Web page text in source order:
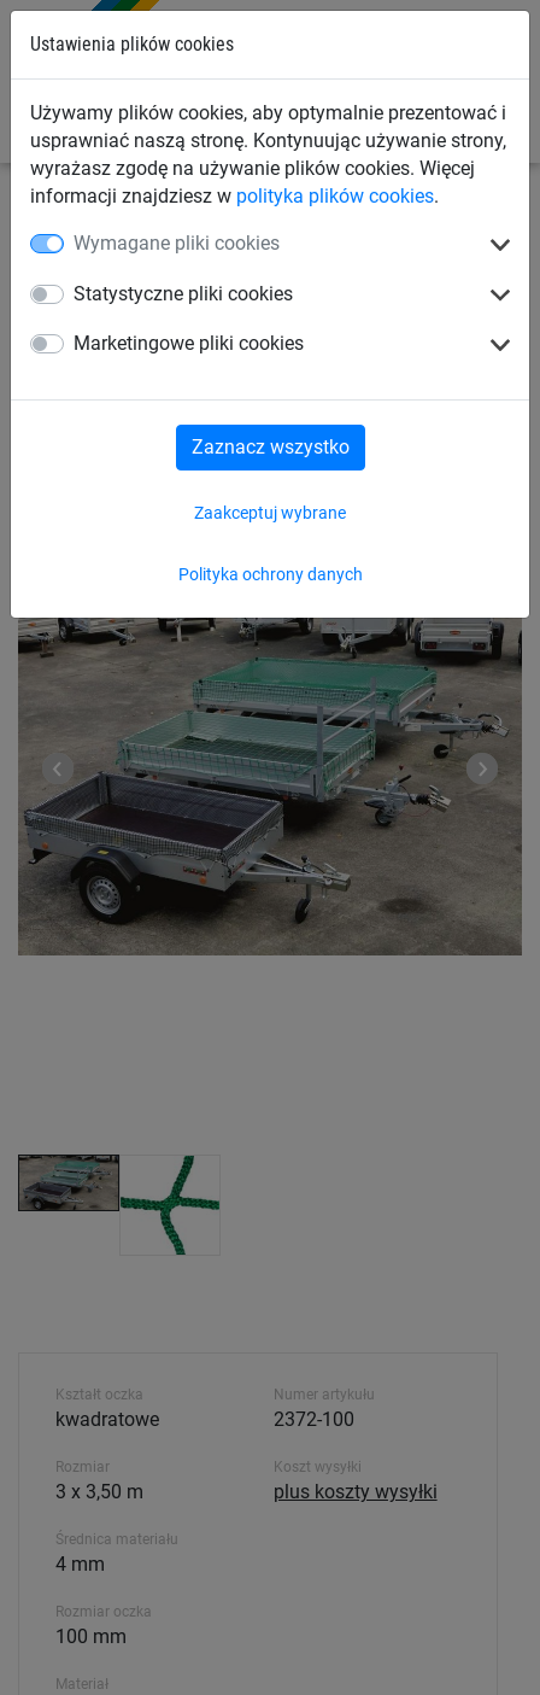
Ustawienia plików cookies
Używamy plików cookies, aby optymalnie prezentować i
usprawniać naszą stronę. Kontynuując używanie strony,
wyrażasz zgodę na używanie plików cookies. Więcej
informacji znajdziesz w polityka plików cookies.
Wymagane pliki cookies
Statystyczne pliki cookies
Marketingowe pliki cookies
Polityka ochrony danych
Zaakceptuj wybrane
Zaznacz wszystko
Siatki na przyczepki
Siatka na przyczepy, z linką (ø
4 mm, 3 x 3,5 m)
Kształt oczka
kwadratowe
Rozmiar
3 x 3,50 m
Średnica materiału
4 mm
Rozmiar oczka
100 mm
Materiał
Numer artykułu
2372-100
Koszt wysyłki
plus koszty wysyłki